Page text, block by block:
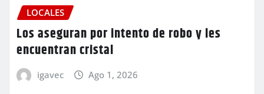
LOCALES
Los aseguran por intento de robo y les
encuentran cristal
igavec Ago 1, 2026